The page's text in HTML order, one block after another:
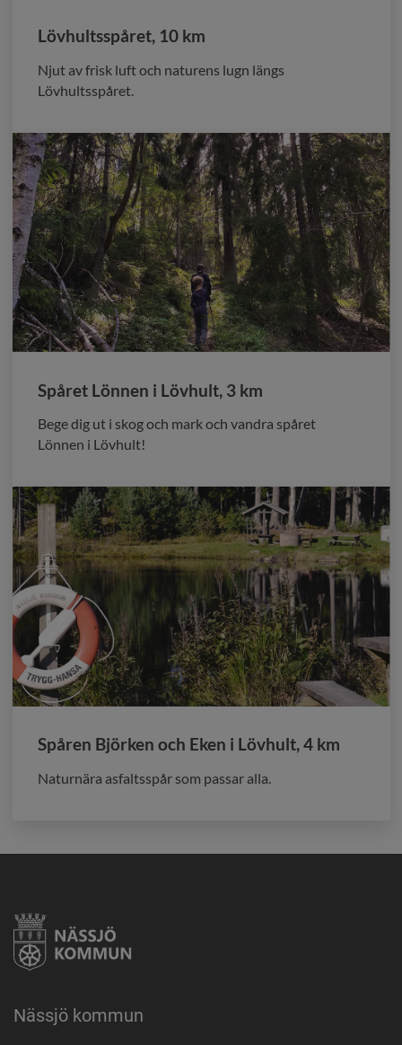
Lövhultsspåret, 10 km
Njut av frisk luft och naturens lugn längs
Lövhultsspåret.
Spåret Lönnen i Lövhult, 3 km
Bege dig ut i skog och mark och vandra spåret
Lönnen i Lövhult!
Spåren Björken och Eken i Lövhult, 4 km
Naturnära asfaltsspår som passar alla.
Nässjö kommun